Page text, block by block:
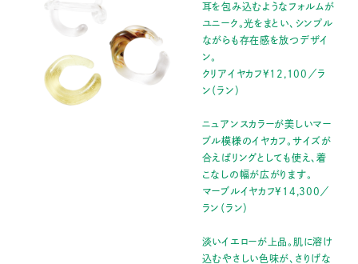
耳を包み込むようなフォルムが
ユニーク。光をまとい、シンプル
ながらも存在感を放つデザイ
ン。
クリアイヤカフ¥12,100／ラ
ン（ラン）
ニュアンスカラーが美しいマー
ブル模様のイヤカフ。サイズが
合えばリングとしても使え、着
こなしの幅が広がります。
マーブルイヤカフ¥14,300／
ラン（ラン）
淡いイエローが上品。肌に溶け
込むやさしい色味が、さりげな